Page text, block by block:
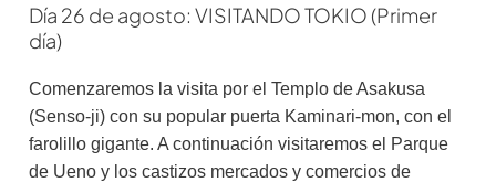
Día 26 de agosto: VISITANDO TOKIO (Primer
día)
Comenzaremos la visita por el Templo de Asakusa
(Senso-ji) con su popular puerta Kaminari-mon, con el
farolillo gigante. A continuación visitaremos el Parque
de Ueno y los castizos mercados y comercios de